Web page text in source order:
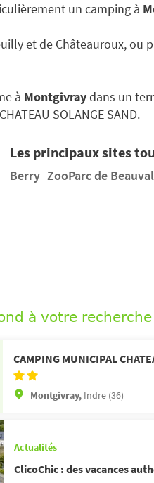
un camping à
et de Châteauroux, ou
à Montgivraydans un
SOLANGE SAND.
Les principaux sites
Berry ZooParc de Beauval
à votre recherche
CAMPING MUNICIPAL
Montgivray, Indre (36)
Actualités
ClicoChic : des vacances